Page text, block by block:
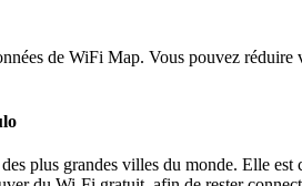
de WiFi Map. Vous pouvez
plus grandes villes du monde. Elle